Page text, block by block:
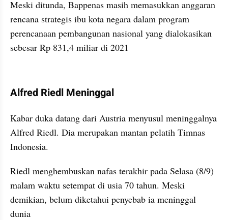
Meski ditunda, Bappenas masih memasukkan anggaran
rencana strategis ibu kota negara dalam program
perencanaan pembangunan nasional yang dialokasikan
sebesar Rp 831,4 miliar di 2021
Alfred Riedl Meninggal
Kabar duka datang dari Austria menyusul meninggalnya
Alfred Riedl. Dia merupakan mantan pelatih Timnas
Indonesia.
Riedl menghembuskan nafas terakhir pada Selasa (8/9)
malam waktu setempat di usia 70 tahun. Meski
demikian, belum diketahui penyebab ia meninggal
dunia